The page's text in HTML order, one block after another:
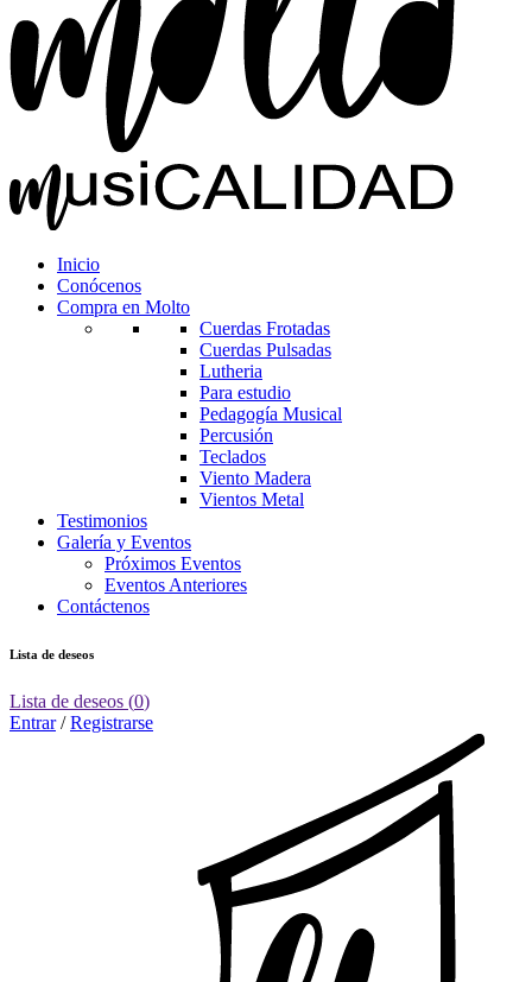
Inicio
Conócenos
Compra en Molto
Cuerdas Frotadas
Cuerdas Pulsadas
Lutheria
Para estudio
Pedagogía Musical
Percusión
Teclados
Viento Madera
Vientos Metal
Testimonios
Galería y Eventos
Próximos Eventos
Eventos Anteriores
Contáctenos
Lista de deseos
Lista de deseos (0)
Entrar/Registrarse